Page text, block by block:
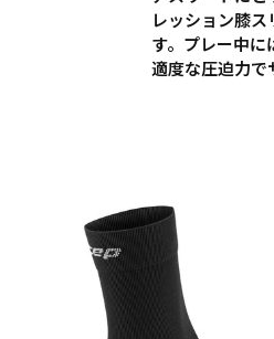
レッション膝
す。プレー中
適度な圧迫力で